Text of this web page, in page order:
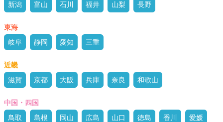
新潟
富山 石川 福井 山梨 長野
東海
岐阜
静岡 愛知 三重
近畿
滋賀
京都 大阪 兵庫 奈良 和歌山
中国・四国
鳥取
島根 岡山 広島 山口 徳島 香川 愛媛